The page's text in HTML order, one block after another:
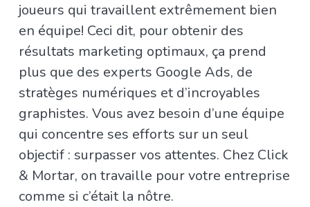
joueurs qui travaillent extrêmement bien
en équipe! Ceci dit, pour obtenir des
résultats marketing optimaux, ça prend
plus que des experts Google Ads, de
stratèges numériques et d’incroyables
graphistes. Vous avez besoin d’une équipe
qui concentre ses efforts sur un seul
objectif : surpasser vos attentes. Chez Click
& Mortar, on travaille pour votre entreprise
comme si c’était la nôtre.